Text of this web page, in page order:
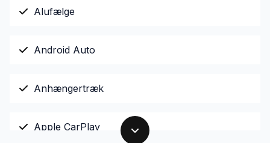
Alufælge
Android Auto
Anhængertræk
Apple CarPlay